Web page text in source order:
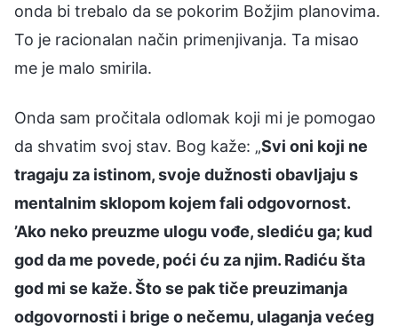
onda bi trebalo da se pokorim Božjim planovima.
To je racionalan način primenjivanja. Ta misao
me je malo smirila.
Onda sam pročitala odlomak koji mi je pomogao
da shvatim svoj stav. Bog kaže: „Svi oni koji ne
tragaju za istinom, svoje dužnosti obavljaju s
mentalnim sklopom kojem fali odgovornost.
’Ako neko preuzme ulogu vođe, slediću ga; kud
god da me povede, poći ću za njim. Radiću šta
god mi se kaže. Što se pak tiče preuzimanja
odgovornosti i brige o nečemu, ulaganja većeg